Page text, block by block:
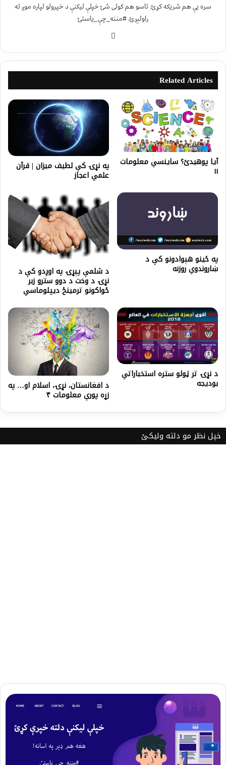
سره یې هم شریکه کړئ. تاسو هم کولی شئ خپلې لیکنې د خپرولو لپاره موږ ته
راولېږئ. #مننه_چې_یاستئ
Related Articles
آیا پوهیدئ؟ ساینسي معلومات
۱۱ په نړۍ کې لطیف میزان | قرآن
علمي اعجاز
په ځینو هېوادونو کې د
ښاروندوي روزنه د شلمې پېړۍ په اوږدو کې د
نړۍ د وخت د دوو سترو زبر
ځواکونو ترمينځ ديپلوماسي
د نړۍ تر ټولو ستره استخباراتي
بوديجه د افغانستان، نړۍ، اسلام او… په
زړه پورې معلومات ۴
خپل نظر مو دلته ولیکئ